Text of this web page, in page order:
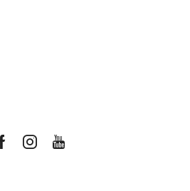
FacebookInstagramYoutube